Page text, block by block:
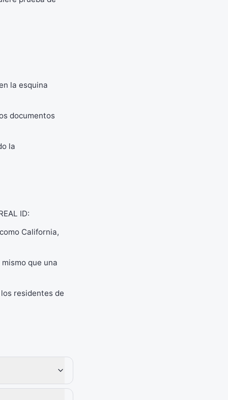
la esquina
documentos
la
ID:
California,
que una
residentes de